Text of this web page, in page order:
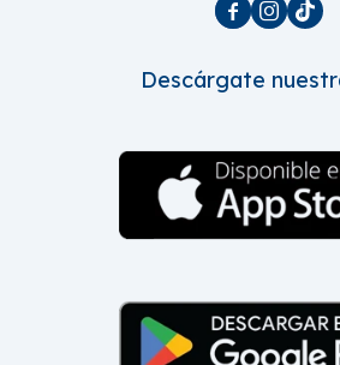
  
Descárgate